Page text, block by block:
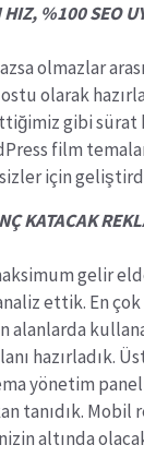
%100 SEO
olmazlar
olarak
gibi sürat
film
sizler için
KATACAK
gelir
ettik. En
alanlarda
hazırladık.
yönetim
tanıdık. Mobil
altında